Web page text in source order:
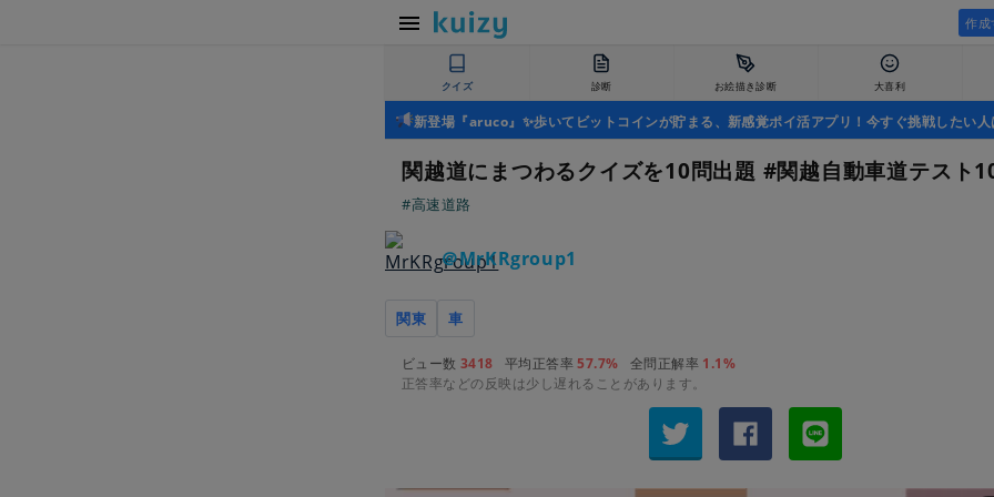
作成
クイズ 診断 お絵描き診断 大喜利
新登場『aruco』✨歩いてビットコインが貯まる、新感覚ポイ活アプリ！今すぐ挑戦したい人
関越道にまつわるクイズを10問出題 #関越自動車道テスト
#高速道路
＠MrKRgroup1
関東 車
ビュー数 3418 平均正答率57.7% 全問正解率 1.1%
正答率などの反映は少し遅れることがあります。